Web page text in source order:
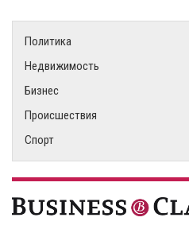
Политика
Недвижимость
Бизнес
Происшествия
Спорт